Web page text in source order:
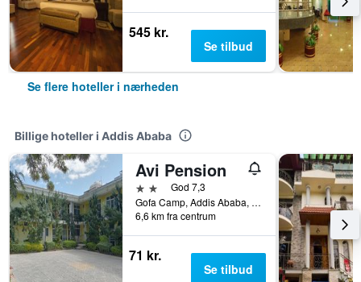
545 kr.
Se tilbud
Se flere hoteller i nærheden
Billige hoteller i Addis Ababa
Avi Pension
2 stjernerGod 7,3
Gofa Camp, Addis Ababa, Etiopien
6,6 km fra centrum
71 kr.
Se tilbud